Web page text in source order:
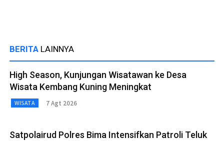
BERITA LAINNYA
High Season, Kunjungan Wisatawan ke Desa
Wisata Kembang Kuning Meningkat
WISATA 7 Agt 2026
Satpolairud Polres Bima Intensifkan Patroli Teluk